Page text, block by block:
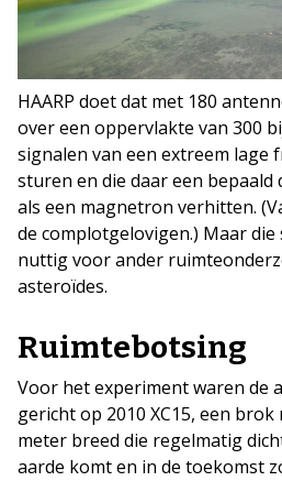
HAARP doet dat met 180
over een oppervlakte van 300
signalen van een extreem lage
sturen en die daar een bepaald
als een magnetron verhitten.
de complotgelovigen.) Maar
nuttig voor ander
asteroïdes.
Ruimtebotsing
Voor het experiment waren de
gericht op 2010 XC15, een
meter breed die regelmatig
aarde komt en in de toekomst